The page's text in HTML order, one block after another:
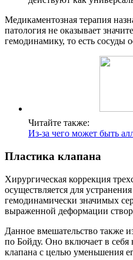
Медикаментозная терапия
патология не оказывает
гемодинамику, то есть сосуды
Читайте также:
Из-за чего может быть
Пластика клапана
Хирургическая коррекция
осуществляется для
гемодинамически значимых
выраженной деформации
Данное вмешательство также
по Бойду. Оно включает в
клапана с целью уменьшения